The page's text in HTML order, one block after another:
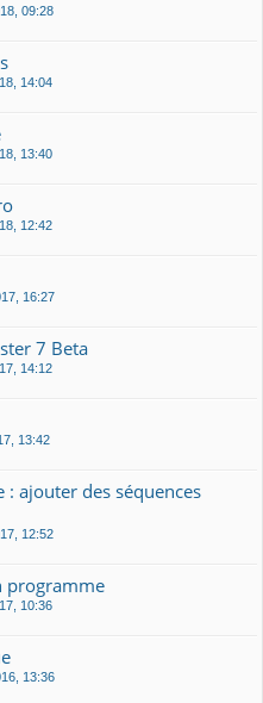
09:28
14:04
13:40
12:42
16:27
7 Beta
14:12
13:42
ajouter des séquences
12:52
programme
10:36
13:36